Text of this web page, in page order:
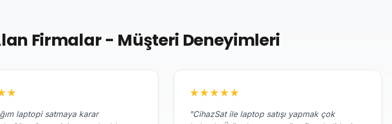
Firmalar - Müşteri Deneyimleri
★
laptopi satmaya karar
★★★★★
"CihazSat ile laptop satışı yapmak çok